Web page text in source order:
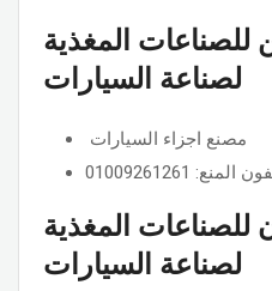
للصناعات المغذية
لصناعة السيارات
مصنع اجزاء السيارات
المنع: 01009261261
للصناعات المغذية
لصناعة السيارات